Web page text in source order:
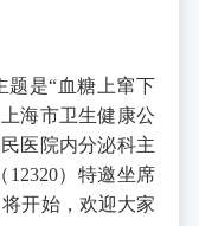
题是“血糖上窜下
上海市卫生健康公
医院内分泌科主
（ 12320）特邀坐席
开始，欢迎大家